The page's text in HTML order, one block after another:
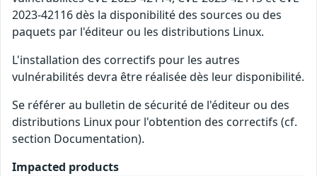
2023-42116 dès la disponibilité des sources ou des
paquets par l'éditeur ou les distributions Linux.
L'installation des correctifs pour les autres
vulnérabilités devra être réalisée dès leur disponibilité.
Se référer au bulletin de sécurité de l'éditeur ou des
distributions Linux pour l'obtention des correctifs (cf.
section Documentation).
Impacted products